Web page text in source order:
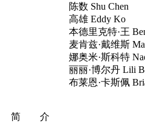
陈数 Shu Chen
高雄 Eddy Ko
本德里克特·王
麦肯兹·戴维斯
娜奥米·斯科特
丽丽·博尔丹 Lili
布莱恩·卡斯佩 Brian
简 介